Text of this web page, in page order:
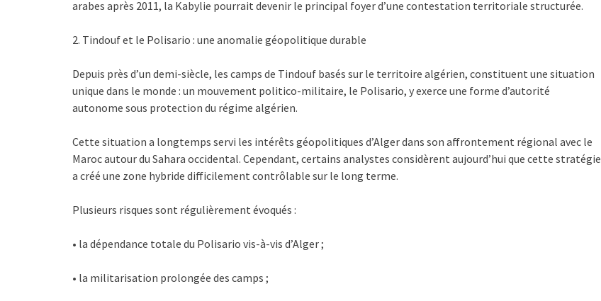
arabes après 2011, la Kabylie pourrait devenir le principal foyer d’une contestation territoriale structurée.
2. Tindouf et le Polisario : une anomalie géopolitique durable
Depuis près d’un demi-siècle, les camps de Tindouf basés sur le territoire algérien, constituent une situation
unique dans le monde : un mouvement politico-militaire, le Polisario, y exerce une forme d’autorité
autonome sous protection du régime algérien.
Cette situation a longtemps servi les intérêts géopolitiques d’Alger dans son affrontement régional avec le
Maroc autour du Sahara occidental. Cependant, certains analystes considèrent aujourd’hui que cette stratégie
a créé une zone hybride difficilement contrôlable sur le long terme.
Plusieurs risques sont régulièrement évoqués :
• la dépendance totale du Polisario vis-à-vis d’Alger ;
• la militarisation prolongée des camps ;